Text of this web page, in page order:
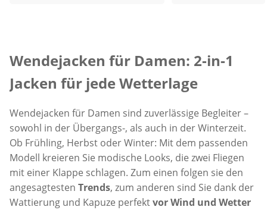
Wendejacken für Damen: 2-in-1
Jacken für jede Wetterlage
Wendejacken für Damen sind zuverlässige Begleiter –
sowohl in der Übergangs-, als auch in der Winterzeit.
Ob Frühling, Herbst oder Winter: Mit dem passenden
Modell kreieren Sie modische Looks, die zwei Fliegen
mit einer Klappe schlagen. Zum einen folgen sie den
angesagtesten Trends, zum anderen sind Sie dank der
Wattierung und Kapuze perfektvor Wind und Wetter